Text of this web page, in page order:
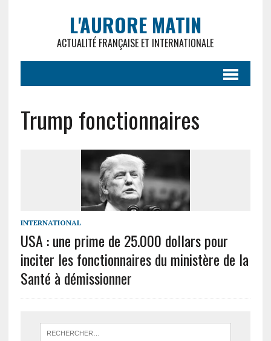
L'AURORE MATIN
ACTUALITÉ FRANÇAISE ET INTERNATIONALE
Trump fonctionnaires
INTERNATIONAL
USA : une prime de 25.000 dollars pour
inciter les fonctionnaires du ministère de la
Santé à démissionner